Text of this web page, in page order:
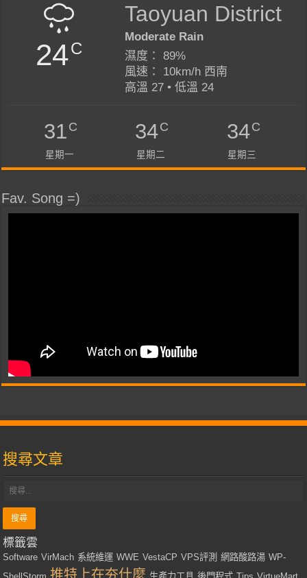
24C
Taoyuan District
Moderate Rain
濕度： 89%
風速： 10km/h 西南
高溫 27 • 低溫 24
31C
星期一
34C
星期二
34C
星期三
Fav. Song =)
搜尋文章
標籤雲
Software VirMach 系統維運 WWE VestaCP VPS評測 網路酸路湯 WP-
推特上在夯什麼